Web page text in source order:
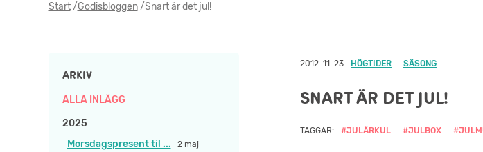
Start/Godisbloggen/Snart är det jul!
ARKIV
ALLA INLÄGG
2025
Morsdagspresent til ...
2 maj
2012-11-23 HÖGTIDER SÄSONG
SNART ÄR DET JUL!
TAGGAR: #JULÄRKUL #JULBOX